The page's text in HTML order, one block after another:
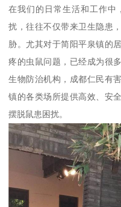
在我们的日常生活和工作中
扰，往往不仅带来卫生隐患
胁。尤其对于简阳平泉镇的
疼的虫鼠问题，已经成为很
生物防治机构，成都仁民有
镇的各类场所提供高效、安
摆脱鼠患困扰。